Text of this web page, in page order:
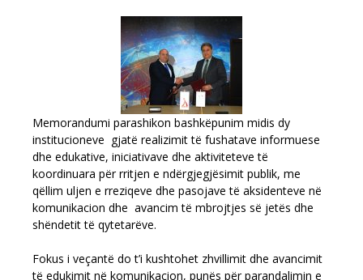
Memorandumi parashikon bashkëpunim midis dy
institucioneve gjatë realizimit të fushatave informuese
dhe edukative, iniciativave dhe aktiviteteve të
koordinuara për rritjen e ndërgjegjësimit publik, me
qëllim uljen e rreziqeve dhe pasojave të aksidenteve në
komunikacion dhe avancim të mbrojtjes së jetës dhe
shëndetit të qytetarëve.
Fokus i veçantë do t’i kushtohet zhvillimit dhe avancimit
të edukimit në komunikacion, punës për parandalimin e